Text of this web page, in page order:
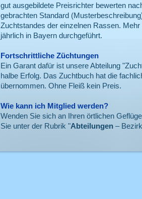
gut ausgebildete Preisrichter bewerten
gebrachten Standard
Zuchtstandes der einzelnen Rassen.
jährlich in Bayern durchgeführt.
Fortschrittliche Züchtungen
Ein Garant dafür ist unsere Abteilung
halbe Erfolg. Das Zuchtbuch hat die
übernommen. Ohne Fleiß kein Preis.
Wie kann ich Mitglied werden?
Wenden Sie sich an Ihren örtlichen
Sie unter der Rubrik "Abteilungen –